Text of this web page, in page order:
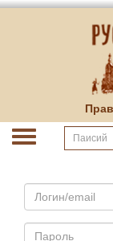
Email
Пароль